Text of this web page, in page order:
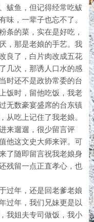
鲅鱼，但记得经常吃鲅
味，一辈子也忘不了。
条的菜，实在是好吃，
，那是老娘的手艺。我
良了，白片肉改成五花
几次，那诱人口水的感
时还不是政协常委的台
饭时，留他吃饭，我老
无数豪宴盛席的台东镇
从吃上记住了我老娘。
来遛遛，很少留言评
他这文史大师来评。可
了随即留言祝我老娘身
残留一点正直孝心，也
过年，还是回老爹老娘
过年，我们兄妹更是以
我姐夫专司做饭，我小